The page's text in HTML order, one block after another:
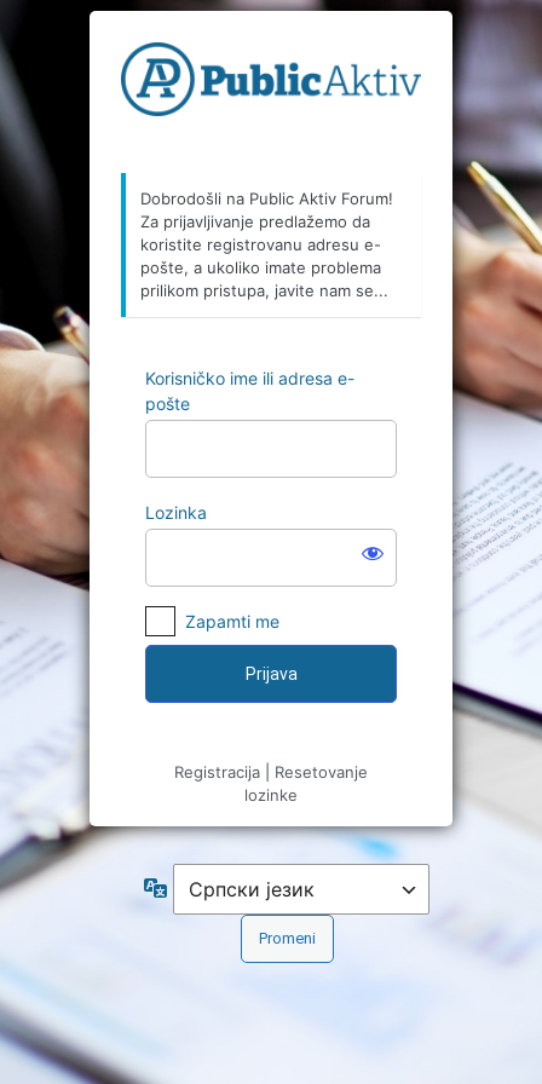
Prijava
Dobrodošli na Public Aktiv Forum!
Za prijavljivanje predlažemo da
koristite registrovanu adresu e-
pošte, a ukoliko imate problema
prilikom pristupa, javite nam se...
Korisničko ime ili adresa e-
pošte
Lozinka
Zapamti me
Registracija
Resetovanje
lozinke
Jezik